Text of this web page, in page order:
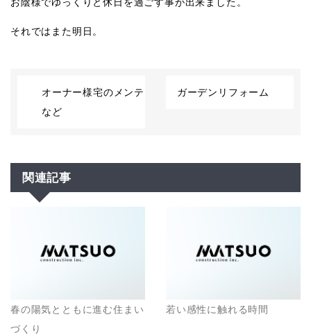
それではまた明日。
オーナー様宅のメンテ
など
ガーデンリフォーム
関連記事
春の陽気とともに進む住まい
づくり
若い感性に触れる時間